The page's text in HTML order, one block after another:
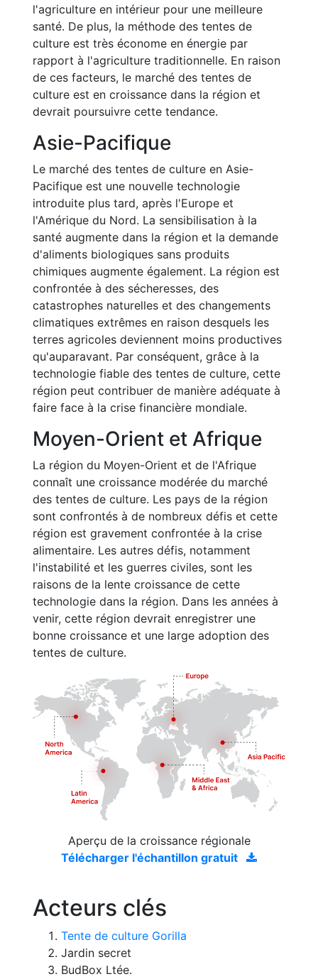
l'agriculture en intérieur pour une meilleure
santé. De plus, la méthode des tentes de
culture est très économe en énergie par
rapport à l'agriculture traditionnelle. En raison
de ces facteurs, le marché des tentes de
culture est en croissance dans la région et
devrait poursuivre cette tendance.
Asie-Pacifique
Le marché des tentes de culture en Asie-
Pacifique est une nouvelle technologie
introduite plus tard, après l'Europe et
l'Amérique du Nord. La sensibilisation à la
santé augmente dans la région et la demande
d'aliments biologiques sans produits
chimiques augmente également. La région est
confrontée à des sécheresses, des
catastrophes naturelles et des changements
climatiques extrêmes en raison desquels les
terres agricoles deviennent moins productives
qu'auparavant. Par conséquent, grâce à la
technologie fiable des tentes de culture, cette
région peut contribuer de manière adéquate à
faire face à la crise financière mondiale.
Moyen-Orient et Afrique
La région du Moyen-Orient et de l'Afrique
connaît une croissance modérée du marché
des tentes de culture. Les pays de la région
sont confrontés à de nombreux défis et cette
région est gravement confrontée à la crise
alimentaire. Les autres défis, notamment
l'instabilité et les guerres civiles, sont les
raisons de la lente croissance de cette
technologie dans la région. Dans les années à
venir, cette région devrait enregistrer une
bonne croissance et une large adoption des
tentes de culture.
Aperçu de la croissance régionale
Télécharger l'échantillon gratuit
Acteurs clés
Tente de culture Gorilla
Jardin secret
BudBox Ltée.